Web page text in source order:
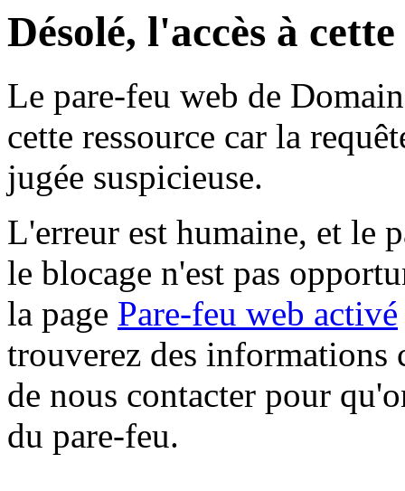
Désolé, l'accès à
Le pare-feu web de
cette ressource car la
jugée suspicieuse.
L'erreur est humaine, et le
le blocage n'est pas
la page Pare-feu web activé
trouverez des informations
de nous contacter pour
du pare-feu.